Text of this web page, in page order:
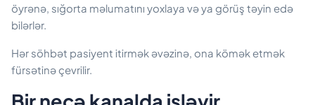
öyrənə, sığorta məlumatını yoxlaya və ya görüş təyin edə
bilərlər.
Hər söhbət pasiyent itirmək əvəzinə, ona kömək etmək
fürsətinə çevrilir.